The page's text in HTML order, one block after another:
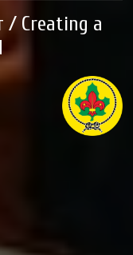
/ Creating a